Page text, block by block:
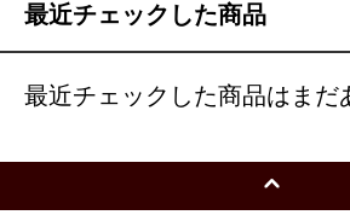
最近チェックした商品
最近チェックした商品はまだ